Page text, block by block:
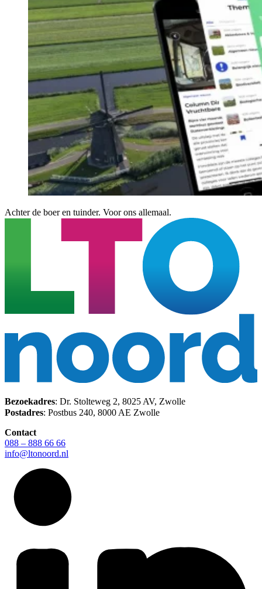
Achter de boer en tuinder. Voor ons allemaal.
Bezoekadres: Dr. Stolteweg 2, 8025 AV, Zwolle
Postadres: Postbus 240, 8000 AE Zwolle
Contact
088 – 888 66 66
info@ltonoord.nl